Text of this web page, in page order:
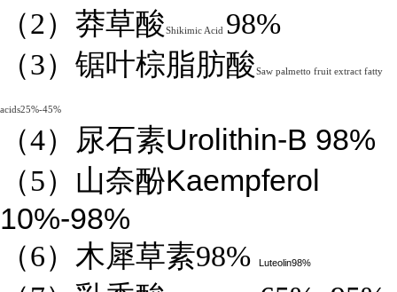
（2）莽草酸Shikimic Acid 98%
（3）锯叶棕脂肪酸Saw palmetto fruit extract fatty
acids25%-45%
（4） 尿石素Urolithin-B 98%
（5）山奈酚Kaempferol
10%-98%
（6）木犀草素98% Luteolin98%